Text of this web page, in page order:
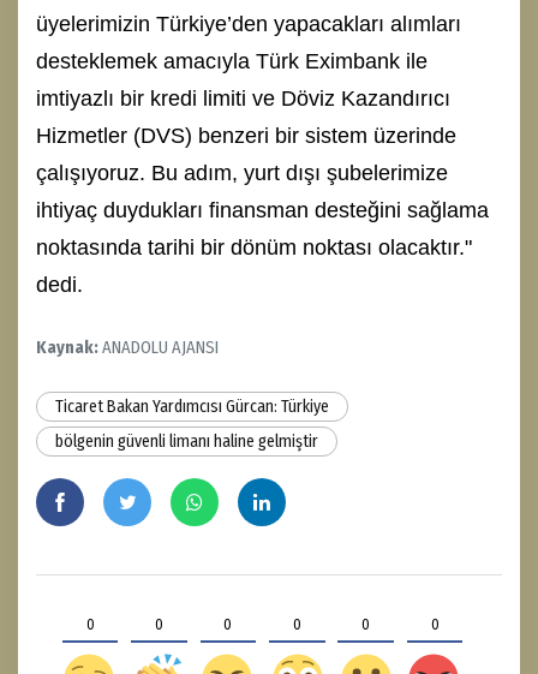
üyelerimizin Türkiye’den yapacakları alımları
desteklemek amacıyla Türk Eximbank ile
imtiyazlı bir kredi limiti ve Döviz Kazandırıcı
Hizmetler (DVS) benzeri bir sistem üzerinde
çalışıyoruz. Bu adım, yurt dışı şubelerimize
ihtiyaç duydukları finansman desteğini sağlama
noktasında tarihi bir dönüm noktası olacaktır."
dedi.
Kaynak:ANADOLU AJANSI
Ticaret Bakan Yardımcısı Gürcan: Türkiye
bölgenin güvenli limanı haline gelmiştir
0 0 0 0 0 0